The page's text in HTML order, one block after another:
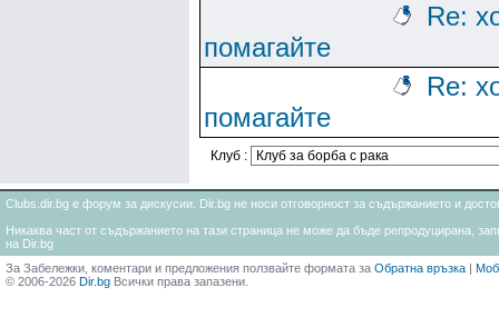
Re:
помагайте
Re:
помагайте
Клуб :
Clubs.dir.bg е форум за дискусии. Dir.bg не носи отговорност за съдържанието и
Никаква част от съдържанието на тази страница не може да бъде репродуцирана,
на Dir.bg
За Забележки, коментари и предложения ползвайте формата за Обратна връзка |
© 2006-2026 Dir.bg Всички права запазени.